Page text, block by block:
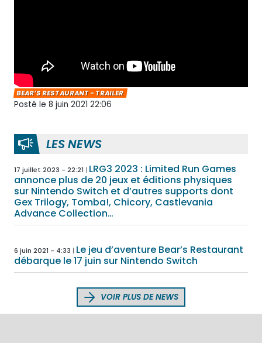
BEAR’S RESTAURANT - TRAILER
Posté le 8 juin 2021 22:06
LES NEWS
17 juillet 2023 - 22:21
LRG3 2023 : Limited Run Games
annonce plus de 20 jeux et éditions physiques
sur Nintendo Switch et d’autres supports dont
Gex Trilogy, Tomba!, Chicory, Castlevania
Advance Collection…
6 juin 2021 - 4:33
Le jeu d’aventure Bear’s Restaurant
débarque le 17 juin sur Nintendo Switch
VOIR PLUS DE NEWS